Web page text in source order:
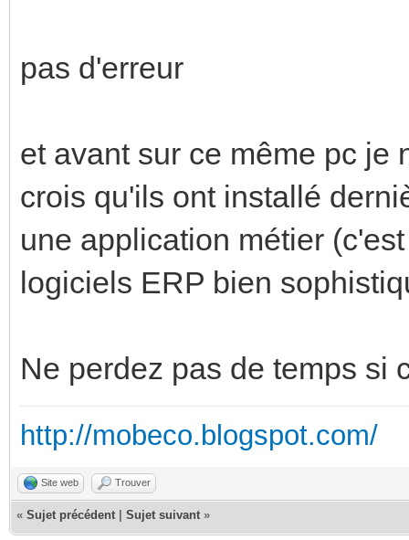
pas d'erreur
et avant sur ce même pc je
crois qu'ils ont installé
une application métier
logiciels ERP bien
Ne perdez pas de temps si
http://mobeco.blogspot.com/
Site web Trouver
« Sujet précédent Sujet suivant »